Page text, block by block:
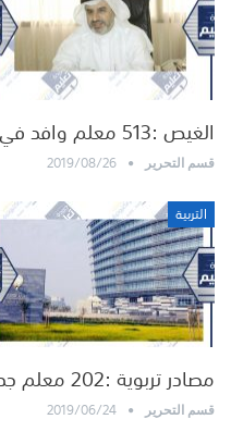
الغيص :513 معلم وافد في طريقهم للعمل في التربية
قسم التحرير 2019/08/26
التربية
مصادر تربوية :202 معلم جديد من الأردن وتونس
قسم التحرير 2019/06/24